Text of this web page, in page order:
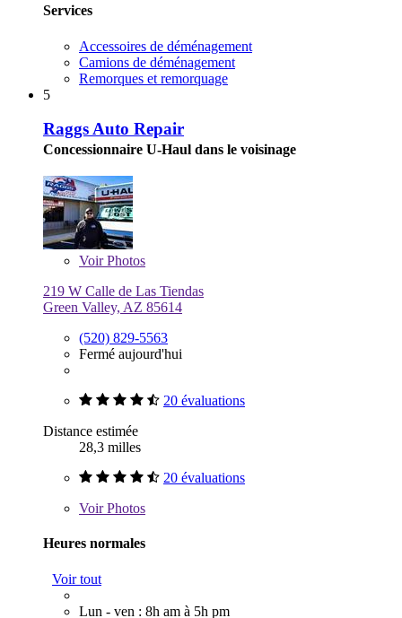
Services
Accessoires de déménagement
Camions de déménagement
Remorques et remorquage
5
Raggs Auto Repair
Concessionnaire U-Haul dans le voisinage
VoirPhotos
219 W Calle de Las Tiendas
Green Valley, AZ 85614
(520) 829-5563
Fermé aujourd'hui
20 évaluations
Distance estimée
28,3 milles
20 évaluations
VoirPhotos
Heures normales
Voir tout
Lun - ven : 8h am à 5h pm